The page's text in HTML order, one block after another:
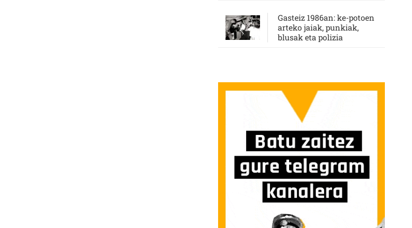
Gasteiz 1986an: ke-potoen
arteko jaiak, punkiak,
blusak eta polizia